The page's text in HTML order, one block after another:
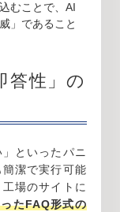
むことで、AI
」であること
答性」の
といったパニ
潔で実行可能
場のサイトに
たFAQ形式の